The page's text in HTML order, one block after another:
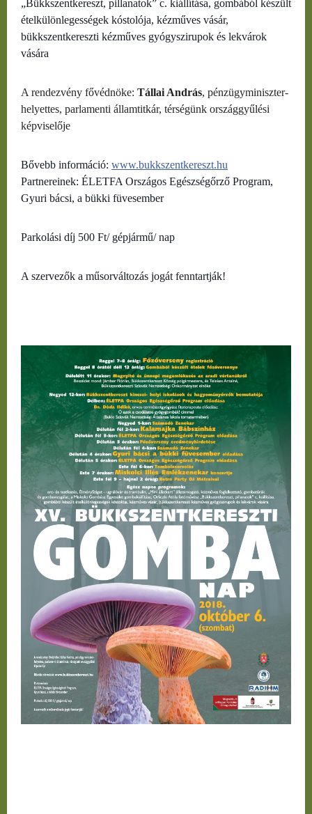
„Bükkszentkereszt, pillanatok” c. kiállítása, gombából készült
ételkülönlegességek kóstolója, kézműves vásár,
bükkszentkereszti kézműves gyógyszirupok és lekvárok
vására
A rendezvény fővédnöke: Tállai András, pénzügyminiszter-
helyettes, parlamenti államtitkár, térségünk országgyűlési
képviselője
Bővebb információ: www.bukkszentkereszt.hu
Partnereinek: ÉLETFA Országos Egészségőrző Program,
Gyuri bácsi, a bükki füvesember
Parkolási díj 500 Ft/ gépjármű/ nap
A szervezők a műsorváltozás jogát fenntartják!